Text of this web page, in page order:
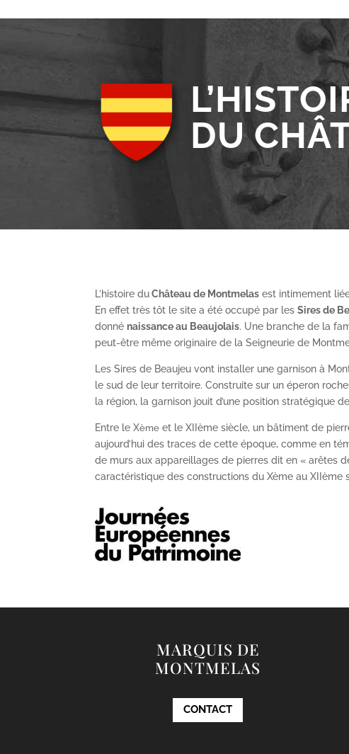
DU
L’histoire duChâteau de Montmelas est intimement
En effet très tôt le site a été occupé par lesSires de
donné naissance au Beaujolais. Une branche de la
peut-être même originaire de la Seigneurie de
Les Sires de Beaujeu vont installer une garnison à
le sud de leur territoire. Construite sur un éperon
la région, la garnison jouit d’une position stratégique
Entre le Xème et le XIIème siècle, un bâtiment de
aujourd’hui des traces de cette époque, comme en
de murs aux appareillages de pierres dit en « arêtes
caractéristique des constructions du Xème au XIIème
MARQUIS DE
MONTMELAS
CONTACT